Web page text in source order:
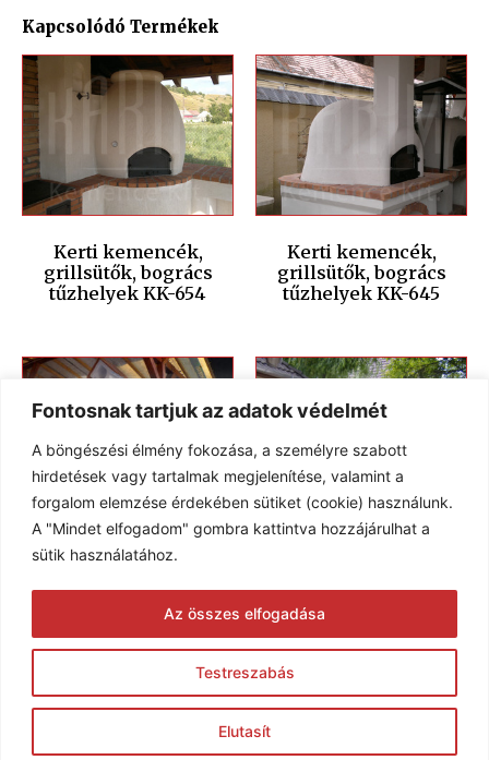
Fontosnak tartjuk az adatok védelmét
A böngészési élmény fokozása, a személyre szabott
hirdetések vagy tartalmak megjelenítése, valamint a
forgalom elemzése érdekében sütiket (cookie) használunk.
A "Mindet elfogadom" gombra kattintva hozzájárulhat a
sütik használatához.
Testreszabás
Elutasít
Az összes elfogadása
Kapcsolódó Termékek
Kerti kemencék,
grillsütők, bogrács
tűzhelyek KK-654
Kerti kemencék,
grillsütők, bogrács
tűzhelyek KK-645
Kerti kemencék,
grillsütők, bogrács
tűzhelyek KK-554
Kerti kemencék,
grillsütők, bogrács
tűzhelyek KK-506
© 2005-2026 Karim Kft. Minden jog fenntartva.